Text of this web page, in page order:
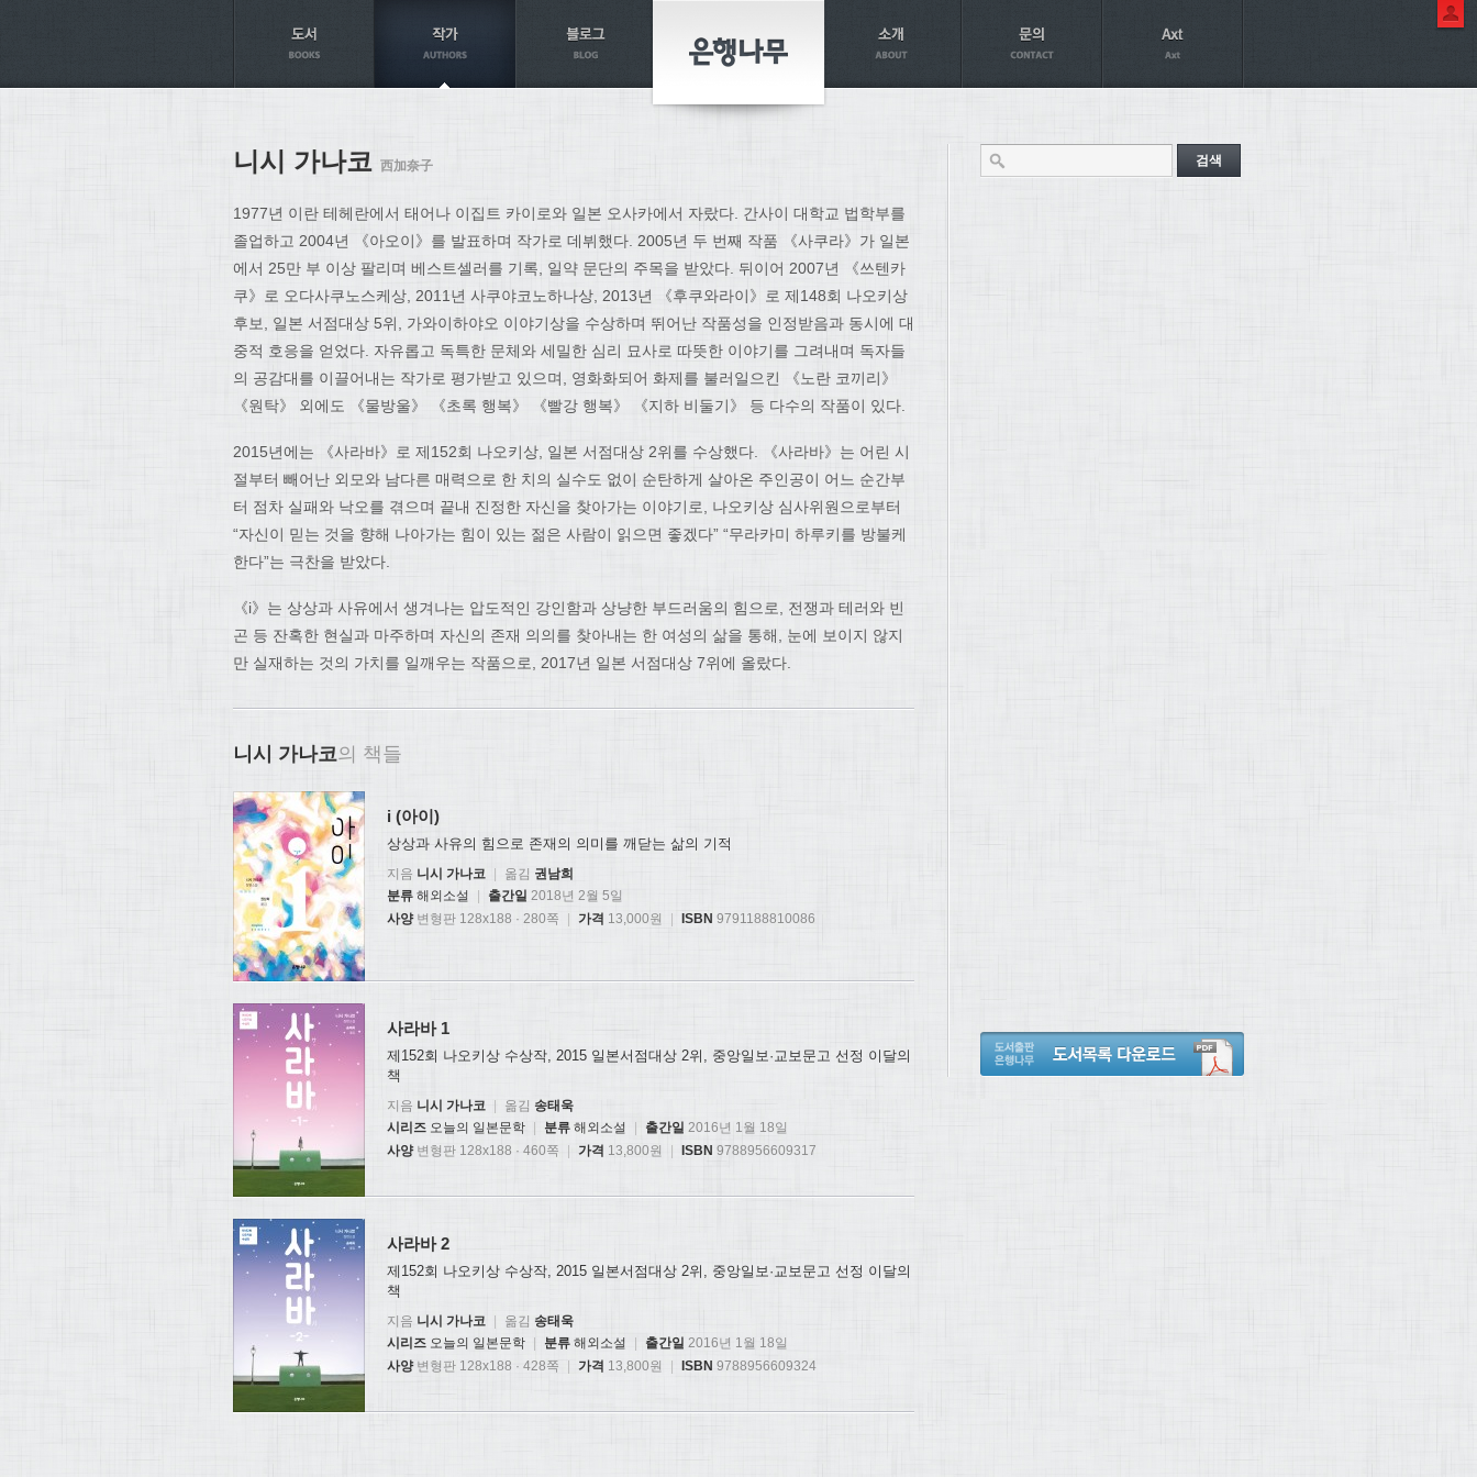
니시 가나코 西加奈子
1977년 이란 테헤란에서 태어나 이집트 카이로와 일본 오사카에서 자랐다. 간사이 대학교 법학부를
졸업하고 2004년 《아오이》를 발표하며 작가로 데뷔했다. 2005년 두 번째 작품 《사쿠라》가 일본
에서 25만 부 이상 팔리며 베스트셀러를 기록, 일약 문단의 주목을 받았다. 뒤이어 2007년 《쓰텐카
쿠》로 오다사쿠노스케상, 2011년 사쿠야코노하나상, 2013년 《후쿠와라이》로 제148회 나오키상
후보, 일본 서점대상 5위, 가와이하야오 이야기상을 수상하며 뛰어난 작품성을 인정받음과 동시에 대
중적 호응을 얻었다. 자유롭고 독특한 문체와 세밀한 심리 묘사로 따뜻한 이야기를 그려내며 독자들
의 공감대를 이끌어내는 작가로 평가받고 있으며, 영화화되어 화제를 불러일으킨 《노란 코끼리》
《원탁》 외에도 《물방울》 《초록 행복》 《빨강 행복》 《지하 비둘기》 등 다수의 작품이 있다.
2015년에는 《사라바》로 제152회 나오키상, 일본 서점대상 2위를 수상했다. 《사라바》는 어린 시
절부터 빼어난 외모와 남다른 매력으로 한 치의 실수도 없이 순탄하게 살아온 주인공이 어느 순간부
터 점차 실패와 낙오를 겪으며 끝내 진정한 자신을 찾아가는 이야기로, 나오키상 심사위원으로부터
“자신이 믿는 것을 향해 나아가는 힘이 있는 젊은 사람이 읽으면 좋겠다” “무라카미 하루키를 방불케
한다”는 극찬을 받았다.
《i》는 상상과 사유에서 생겨나는 압도적인 강인함과 상냥한 부드러움의 힘으로, 전쟁과 테러와 빈
곤 등 잔혹한 현실과 마주하며 자신의 존재 의의를 찾아내는 한 여성의 삶을 통해, 눈에 보이지 않지
만 실재하는 것의 가치를 일깨우는 작품으로, 2017년 일본 서점대상 7위에 올랐다.
니시 가나코의 책들
i (아이)
상상과 사유의 힘으로 존재의 의미를 깨닫는 삶의 기적
지음 니시 가나코 | 옮김 권남희
분류 해외소설 출간일 2018년 2월 5일
사양변형판 128x188 · 280쪽 가격 13,000원 ISBN 9791188810086
사라바 1
제152회 나오키상 수상작, 2015 일본서점대상 2위, 중앙일보·교보문고 선정 이달의
책
지음 니시 가나코 | 옮김 송태욱
시리즈 오늘의 일본문학 분류 해외소설 출간일 2016년 1월 18일
사양변형판 128x188 · 460쪽 가격 13,800원 ISBN 9788956609317
사라바 2
제152회 나오키상 수상작, 2015 일본서점대상 2위, 중앙일보·교보문고 선정 이달의
책
지음 니시 가나코 | 옮김 송태욱
시리즈 오늘의 일본문학 분류 해외소설 출간일 2016년 1월 18일
사양변형판 128x188 · 428쪽 가격 13,800원 ISBN 9788956609324